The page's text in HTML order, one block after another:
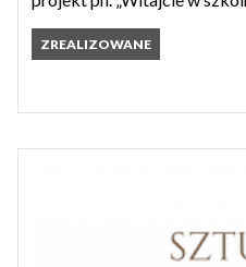
ZREALIZOWANE